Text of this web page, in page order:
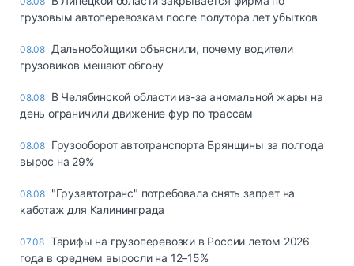
грузовым автоперевозкам после полутора лет убытков
08.08 Дальнобойщики объяснили, почему водители
грузовиков мешают обгону
08.08 В Челябинской области из-за аномальной жары на
день ограничили движение фур по трассам
08.08 Грузооборот автотранспорта Брянщины за полгода
вырос на 29%
08.08 "Грузавтотранс" потребовала снять запрет на
каботаж для Калининграда
07.08 Тарифы на грузоперевозки в России летом 2026
года в среднем выросли на 12–15%